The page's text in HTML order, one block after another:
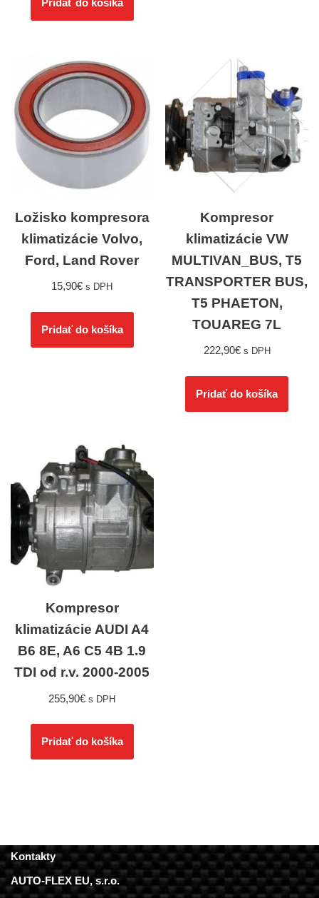
Pridať do košíka
Ložisko kompresora
klimatizácie Volvo,
Ford, Land Rover
15,90€ s DPH
Pridať do košíka
Kompresor
klimatizácie VW
MULTIVAN_BUS, T5
TRANSPORTER BUS,
T5 PHAETON,
TOUAREG 7L
222,90€ s DPH
Pridať do košíka
Kompresor
klimatizácie AUDI A4
B6 8E, A6 C5 4B 1.9
TDI od r.v. 2000-2005
255,90€ s DPH
Pridať do košíka
Kontakty
AUTO-FLEX EU, s.r.o.